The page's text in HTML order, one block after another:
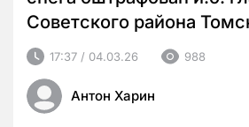
Советского района
17:37 / 04.03.26 988
Антон Харин